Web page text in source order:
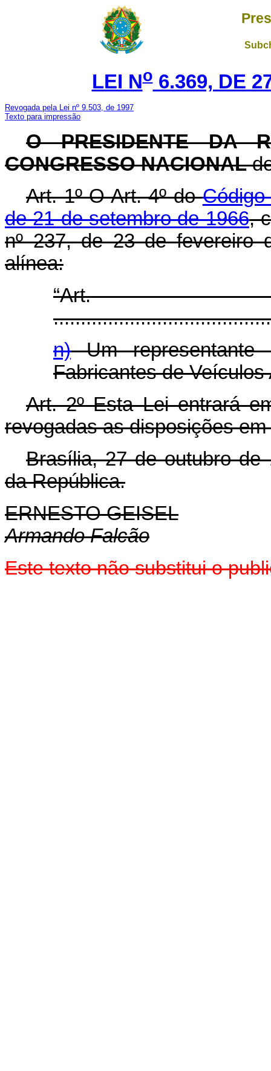
LEI No6.369, DE
Revogada pela Lei nº 9.503, de 1997
Texto para impressão
O PRESIDENTE DA
CONGRESSO NACIONAL
Art. 1º O Art. 4º do
de 21 de setembro de 1966,
nº 237, de 23 de fevereiro
alínea:
n)Um representante
Fabricantes de Veículos
Art. 2º Esta Lei entrará
revogadas as disposições
Brasília, 27 de outubro de
da República.
ERNESTO GEISEL
Armando Falcão
Este texto não substitui o